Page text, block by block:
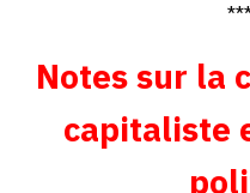
Notes sur la
capitaliste